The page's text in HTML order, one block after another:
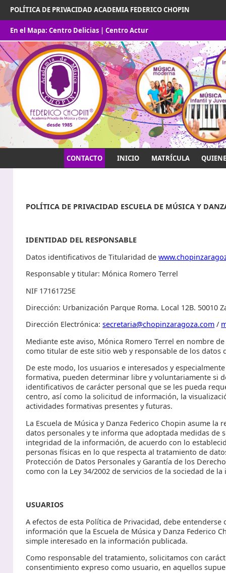
POLÍTICA DE PRIVACIDAD ACADEMIA FEDERICO CHOPIN
En el Mapa:Centro Delicias |Centro Actur
CONTACTO INICIO MATRÍCULA
POLÍTICA DE PRIVACIDAD ESCUELA DE MÚSICA Y
IDENTIDAD DEL RESPONSABLE
Datos identificativos de Titularidad de
Responsable y titular: Mónica Romero Terrel
NIF 17161725E
Dirección: Urbanización Parque Roma. Local 12B. 50010
Dirección Electrónica:secretaria@chopinzaragoza.com /
Mediante este aviso, Mónica Romero Terrel en nombre
como titular de este sitio web y responsable de los
De este modo, los usuarios e interesados y
formativa, pueden determinar libre y voluntariamente si
identificativos de carácter personal que se les pueda
centro, así como la solicitud de información, la
actividades formativas presentes y futuras.
La Escuela de Música y Danza Federico Chopin asume
datos personales y te informa que adoptada medidas
integridad de la información, de acuerdo con lo
personas físicas en lo que respecta al tratamiento de
Protección de Datos Personales y Garantía de los
como con la Ley 34/2002 de servicios de la sociedad de
USUARIOS
A efectos de esta Política de Privacidad, debe
información que la Escuela de Música y Danza Federico
simple interesado en la información publicada.
Como responsable del tratamiento, solicitamos con
consentimiento expreso como usuario, en aquellos